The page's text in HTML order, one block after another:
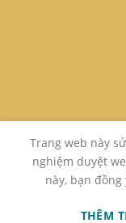
Trang web này
nghiệm duyệt
này, bạn
THÊM